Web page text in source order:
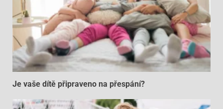
Je vaše dítě připraveno na přespání?